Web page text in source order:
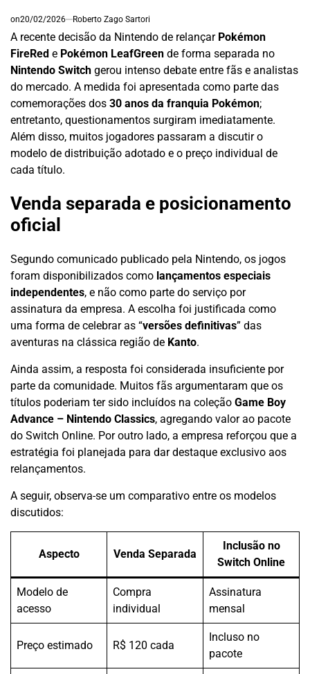
on20/02/2026 Roberto Zago Sartori
A recente decisão da Nintendo de relançar Pokémon
FireRed e Pokémon LeafGreen de forma separada no
Nintendo Switch gerou intenso debate entre fãs e analistas
do mercado. A medida foi apresentada como parte das
comemorações dos 30 anos da franquia Pokémon;
entretanto, questionamentos surgiram imediatamente.
Além disso, muitos jogadores passaram a discutir o
modelo de distribuição adotado e o preço individual de
cada título.
Venda separada e posicionamento
oficial
Segundo comunicado publicado pela Nintendo, os jogos
foram disponibilizados como lançamentos especiais
independentes, e não como parte do serviço por
assinatura da empresa. A escolha foi justificada como
uma forma de celebrar as “versões definitivas” das
aventuras na clássica região de Kanto.
Ainda assim, a resposta foi considerada insuficiente por
parte da comunidade. Muitos fãs argumentaram que os
títulos poderiam ter sido incluídos na coleção Game Boy
Advance – Nintendo Classics, agregando valor ao pacote
do Switch Online. Por outro lado, a empresa reforçou que a
estratégia foi planejada para dar destaque exclusivo aos
relançamentos.
A seguir, observa-se um comparativo entre os modelos
discutidos:
Aspecto Venda Separada
Inclusão no
Switch Online
Modelo de
acesso
Compra
individual
Assinatura
mensal
Preço estimado R$ 120 cada
Incluso no
pacote